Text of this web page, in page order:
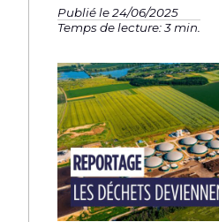
Publié le 24/06/2025
Temps de lecture: 3 min.